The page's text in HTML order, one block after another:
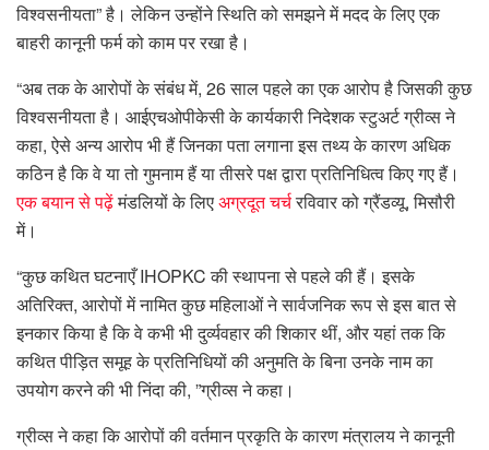
विश्वसनीयता” है। लेकिन उन्होंने स्थिति को समझने में मदद के लिए एक
बाहरी कानूनी फर्म को काम पर रखा है।
“अब तक के आरोपों के संबंध में, 26 साल पहले का एक आरोप है जिसकी कुछ
विश्वसनीयता है। आईएचओपीकेसी के कार्यकारी निदेशक स्टुअर्ट ग्रीव्स ने
कहा, ऐसे अन्य आरोप भी हैं जिनका पता लगाना इस तथ्य के कारण अधिक
कठिन है कि वे या तो गुमनाम हैं या तीसरे पक्ष द्वारा प्रतिनिधित्व किए गए हैं।
एक बयान से पढ़ेंमंडलियों के लिएअग्रदूत चर्चरविवार को ग्रैंडव्यू, मिसौरी
में।
“कुछ कथित घटनाएँ IHOPKC की स्थापना से पहले की हैं। इसके
अतिरिक्त, आरोपों में नामित कुछ महिलाओं ने सार्वजनिक रूप से इस बात से
इनकार किया है कि वे कभी भी दुर्व्यवहार की शिकार थीं, और यहां तक ​​कि
कथित पीड़ित समूह के प्रतिनिधियों की अनुमति के बिना उनके नाम का
उपयोग करने की भी निंदा की, ”ग्रीव्स ने कहा।
ग्रीव्स ने कहा कि आरोपों की वर्तमान प्रकृति के कारण मंत्रालय ने कानूनी